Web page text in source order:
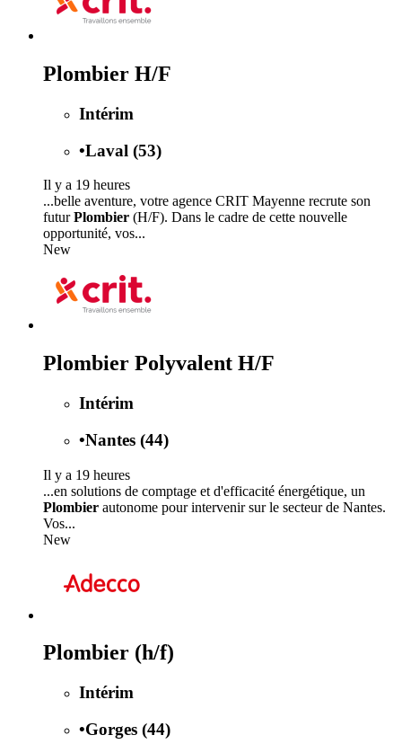
Plombier H/F
Intérim
•Laval (53)
Il y a 19 heures
...belle aventure, votre agence CRIT Mayenne recrute son
futurPlombier (H/F). Dans le cadre de cette nouvelle
opportunité, vos...
New
Plombier Polyvalent H/F
Intérim
•Nantes (44)
Il y a 19 heures
...en solutions de comptage et d'efficacité énergétique, un
Plombier autonome pour intervenir sur le secteur de Nantes.
Vos...
New
Plombier (h/f)
Intérim
•Gorges (44)